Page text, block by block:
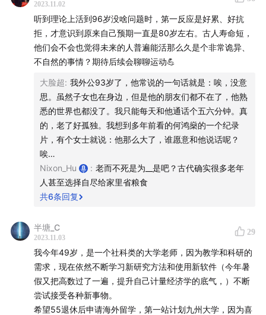
托马斯白：戒糖多年、资深营销人
Nixon：营养学资深韭菜，曾流食代餐4年、苹果做主食1
年，还有生酮饮食、早餐暴食习惯 等黑历史，正在接受营
养学持证+ACE 健身持证女友的指导改善生活
剪辑：杜1
时间轴和参考信息
Part1：你究竟能活到多少岁？统计学里藏着你的百岁人生
- 平均寿命只适用于新生儿，成年人的预期寿命要加
4:28
- 婴儿和小孩早期死亡率较高,降低平均寿命。各年龄
死亡率统计（对数格式）
2023.11.02
听到理论上活到96岁没啥问题时，第一反应是好累、好抗
拒，才意识到原来自己预期一直是80岁左右。古人寿命短，
他们会不会也觉得未来的人普遍能活那么久是个非常诡异、
不自然的事情？期待后续会聊聊运动💪
大脸超: 我外公93岁了，他常说的一句话就是：唉，没意
思。虽然子女也在身边，但是他的朋友们都不在了，他熟
悉的世界也都没了。我只能每天和他通话个五六分钟。真
的，老了好孤独。我想到多年前看的何鸿燊的一个纪录
片，有个女士就说：他那么大了，谁愿意和他说话呢？
唉…
Nixon_Hu
: 老而不死是为__是吧？古代确实很多老年
人甚至选择自尽给家里省粮食
共6条回复
半塘_C
2023.11.03
29
我今年49岁，是一个社科类的大学老师，因为教学和科研的
需求，现在依然不断学习新研究方法和使用新软件（今年暑
假又把高数过了一遍，提升自己计量经济学的底气，）不断
尝试接受各种新事物。
希望55退休后申请海外留学，第一站计划九州大学，因为喜